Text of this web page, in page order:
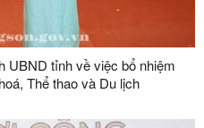
UBND tỉnh về việc bổ nhiệm
Thể thao và Du lịch